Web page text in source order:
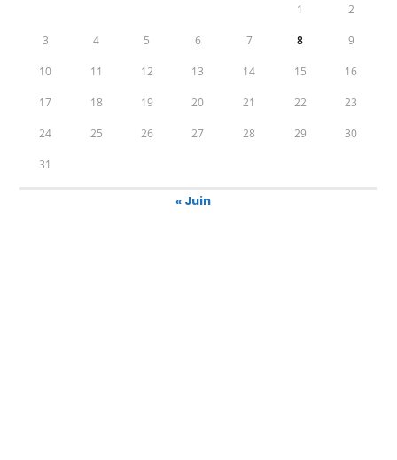
1 2
3 4 5 6 7 8 9
10 11 12 13 14 15 16
17 18 19 20 21 22 23
24 25 26 27 28 29 30
31
« Juin